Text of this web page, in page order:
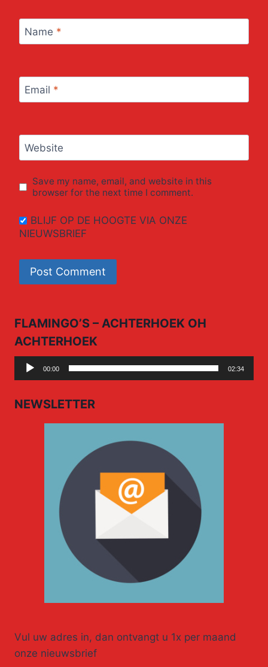
Name *
Email *
Website
Save my name, email, and website in this
browser for the next time I comment.
BLIJF OP DE HOOGTE VIA ONZE
NIEUWSBRIEF
FLAMINGO’S – ACHTERHOEK OH
ACHTERHOEK
Audio
Player
00:00 02:34
NEWSLETTER
Vul uw adres in, dan ontvangt u 1x per maand
onze nieuwsbrief